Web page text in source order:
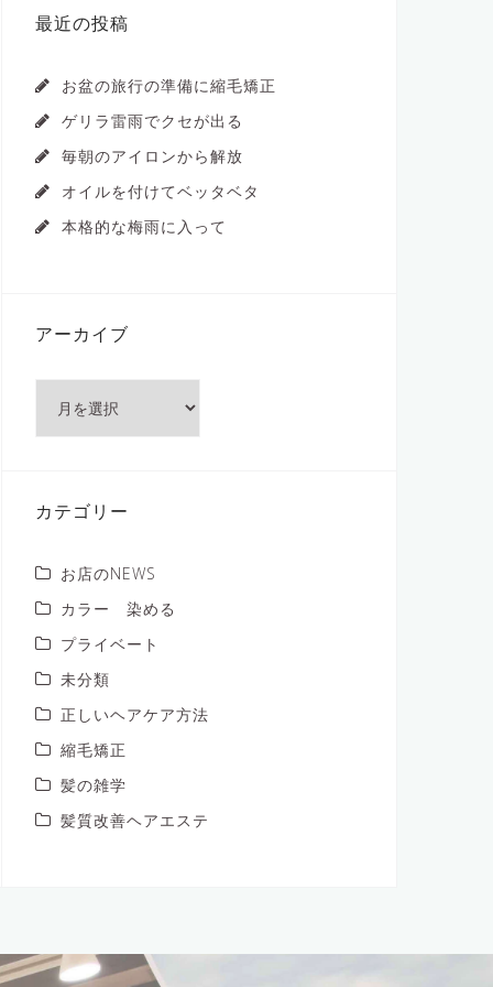
最近の投稿
お盆の旅行の準備に縮毛矯正
ゲリラ雷雨でクセが出る
毎朝のアイロンから解放
オイルを付けてベッタベタ
本格的な梅雨に入って
アーカイブ
ブ
カテゴリー
お店のNEWS
カラー 染める
プライベート
未分類
正しいヘアケア方法
縮毛矯正
髪の雑学
髪質改善ヘアエステ